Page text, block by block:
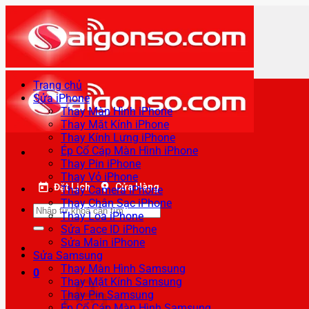
qua
nội
dung
Đặt Lịch Cửa Hàng
Tìm
kiếm:
0
Trang chủ
Sửa iPhone
Thay Màn Hình iPhone
Thay Mặt Kính iPhone
Thay Kính Lưng iPhone
Ép Cổ Cáp Màn Hình iPhone
Thay Pin iPhone
Thay Vỏ iPhone
Thay Camera iPhone
Thay Chân Sạc iPhone
Thay Loa iPhone
Sửa Face ID iPhone
Sửa Main iPhone
Sửa Samsung
Thay Màn Hình Samsung
Thay Mặt Kính Samsung
Thay Pin Samsung